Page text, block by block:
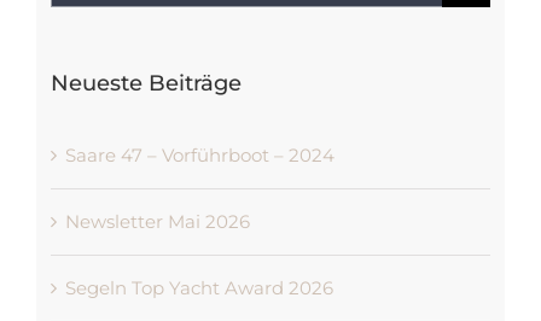
Neueste Beiträge
Saare 47 – Vorführboot – 2024
Newsletter Mai 2026
Segeln Top Yacht Award 2026